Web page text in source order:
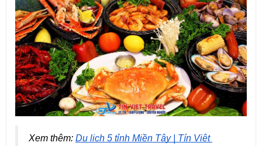
Xem thêm: Du lịch 5 tỉnh Miền Tây | Tín Việt